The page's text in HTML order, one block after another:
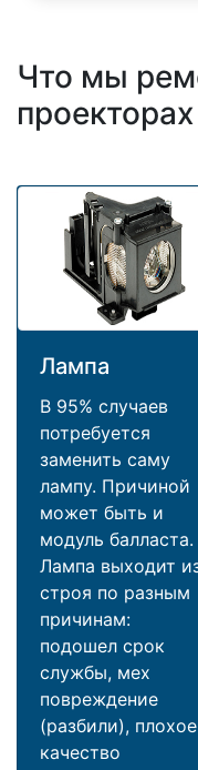
Что мы
Лампа
В 95% случаев
потребуется
заменить саму
лампу. Причиной
может быть и
модуль балласта.
Лампа выходит
строя по разным
причинам:
подошел срок
службы, мех
повреждение
(разбили), плохое
качество